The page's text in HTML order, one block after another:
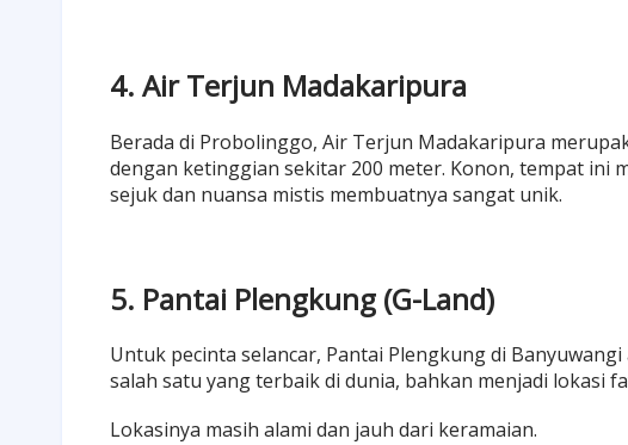
4. Air Terjun Madakaripura
Berada di Probolinggo, Air Terjun Madakaripura
dengan ketinggian sekitar 200 meter. Konon, tempat ini
sejuk dan nuansa mistis membuatnya sangat unik.
5. Pantai Plengkung (G-Land)
Untuk pecinta selancar, Pantai Plengkung di
salah satu yang terbaik di dunia, bahkan menjadi lokasi
Lokasinya masih alami dan jauh dari keramaian.